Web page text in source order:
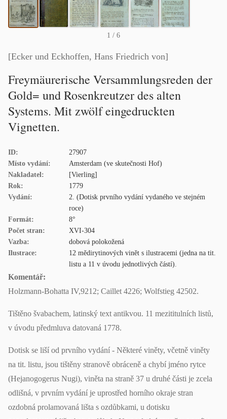
1 / 6
[Ecker und Eckhoffen, Hans Friedrich von]
Freymäurerische Versammlungsreden der
Gold= und Rosenkreutzer des alten
Systems. Mit zwölf eingedruckten
Vignetten.
ID:
27907
Místo vydání:
Amsterdam (ve skutečnosti Hof)
Nakladatel:
[Vierling]
Rok:
1779
Vydání:
2. (Dotisk prvního vydání vydaného ve stejném
roce)
Formát:
8°
Počet stran:
XVI-304
Vazba:
dobová polokožená
Ilustrace:
12 mědirytinových vinět s ilustracemi (jedna na tit.
listu a 11 v úvodu jednotlivých částí).
Komentář:
Holzmann-Bohatta IV,9212; Caillet 4226; Wolfstieg 42502.
Tištěno švabachem, latinský text antikvou. 11 mezititulních listů,
v úvodu předmluva datovaná 1778.
Dotisk se liší od prvního vydání - Některé viněty, včetně viněty
na tit. listu, jsou tištěny stranově obráceně a chybí jméno rytce
(Hejanogogerus Nugi), viněta na straně 37 u druhé části je zcela
odlišná, v prvním vydání je uprostřed horního okraje stran
ozdobná prolamovaná lišta s ozdůbkami, u dotisku